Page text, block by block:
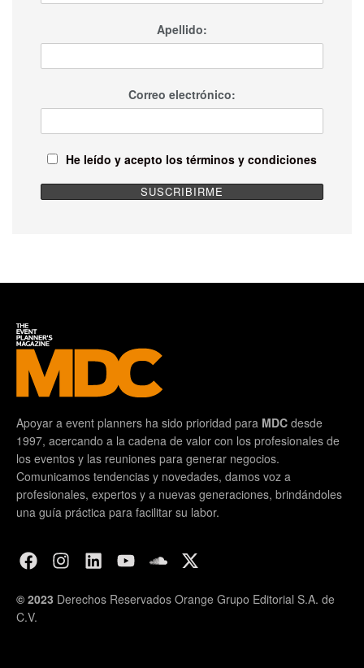
Apellido:
Correo electrónico:
He leído y acepto los términos y condiciones
Apoyar a event planners ha sido prioridad para MDC desde
1997, acercando a la cadena de valor con los profesionales de
los eventos y las reuniones para generar negocios.
Comunicamos tendencias y novedades, damos voz a
profesionales, expertos y a nuevas generaciones, brindándoles
una guía práctica para facilitar su labor.
© 2023 Derechos Reservados Orange Grupo Editorial S.A. de
C.V.